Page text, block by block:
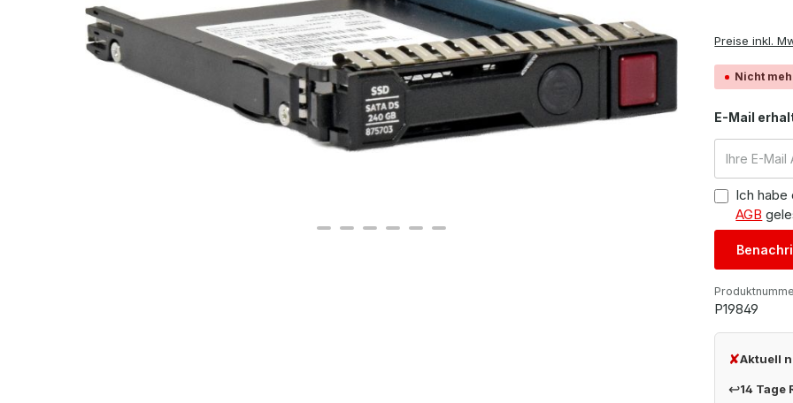
Preise inkl.
Nicht
E-Mail
Ich
AGB
P19849
✘Aktuell
↩14 Tage